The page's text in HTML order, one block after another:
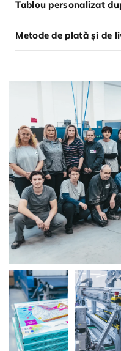
Tablou personalizat
Metode de plată și de